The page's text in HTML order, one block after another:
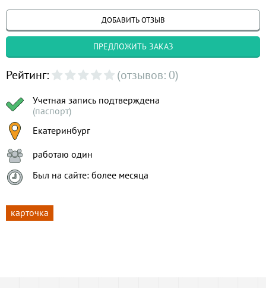
ДОБАВИТЬ ОТЗЫВ
ПРЕДЛОЖИТЬ ЗАКАЗ
Рейтинг: (отзывов: 0)
Учетная запись подтверждена
(паспорт)
Екатеринбург
работаю один
Был на сайте: более месяца
карточка